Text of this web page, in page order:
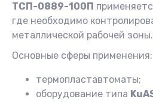
ТСП-0889-100П
где необходимо
металлической рабочей зоны.
Основные сферы применения:
термопластавтоматы;
оборудование типа